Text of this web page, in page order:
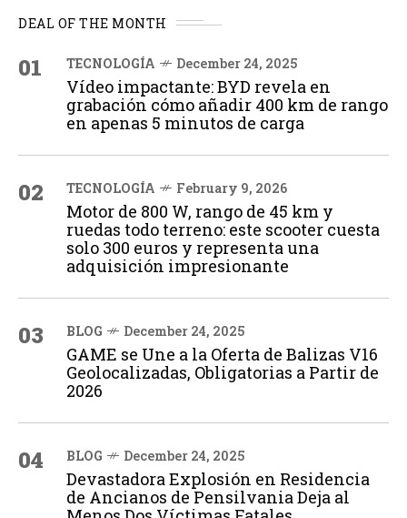
DEAL OF THE MONTH
01 TECNOLOGÍA December 24, 2025
Vídeo impactante: BYD revela en
grabación cómo añadir 400 km de rango
en apenas 5 minutos de carga
02 TECNOLOGÍA February 9, 2026
Motor de 800 W, rango de 45 km y
ruedas todo terreno: este scooter cuesta
solo 300 euros y representa una
adquisición impresionante
03 BLOG December 24, 2025
GAME se Une a la Oferta de Balizas V16
Geolocalizadas, Obligatorias a Partir de
2026
04 BLOG December 24, 2025
Devastadora Explosión en Residencia
de Ancianos de Pensilvania Deja al